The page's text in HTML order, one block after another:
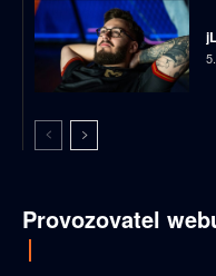
Provozovatel